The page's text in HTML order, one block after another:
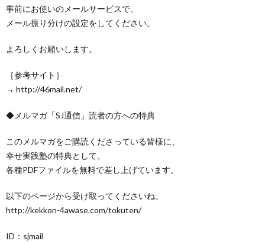
事前にお使いのメールサービスで、
メール振り分けの設定をしてください。
よろしくお願いします。
［参考サイト］
→ http://46mail.net/
◆メルマガ「SJ通信」読者の方への特典
このメルマガをご購読くださっている皆様に、
幸せ実践塾の特典として、
各種PDFファイルを無料で差し上げています。
以下のページから受け取ってくださいね。
http://kekkon-4awase.com/tokuten/
ID：sjmail